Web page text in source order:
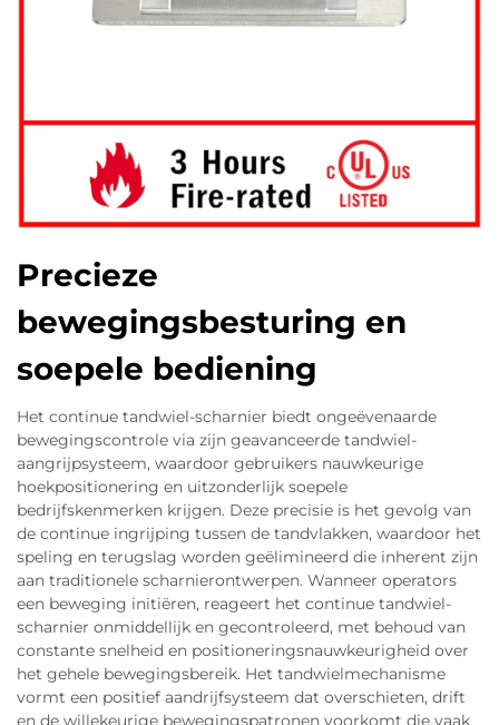
Precieze
bewegingsbesturing en
soepele bediening
Het continue tandwiel-scharnier biedt ongeëvenaarde
bewegingscontrole via zijn geavanceerde tandwiel-
aangrijpsysteem, waardoor gebruikers nauwkeurige
hoekpositionering en uitzonderlijk soepele
bedrijfskenmerken krijgen. Deze precisie is het gevolg van
de continue ingrijping tussen de tandvlakken, waardoor het
speling en terugslag worden geëlimineerd die inherent zijn
aan traditionele scharnierontwerpen. Wanneer operators
een beweging initiëren, reageert het continue tandwiel-
scharnier onmiddellijk en gecontroleerd, met behoud van
constante snelheid en positioneringsnauwkeurigheid over
het gehele bewegingsbereik. Het tandwielmechanisme
vormt een positief aandrijfsysteem dat overschieten, drift
en de willekeurige bewegingspatronen voorkomt die vaak